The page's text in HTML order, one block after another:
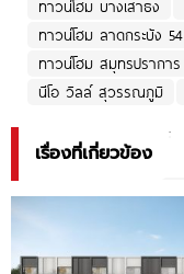
ทาวน์โฮม บางเสาธง
ทาวน์โฮม ลาดกระบัง 54
ทาวน์โฮม สมุทรปราการ
นีโอ วิลล์ สุวรรณภูมิ
เรื่องที่เกี่ยวข้อง